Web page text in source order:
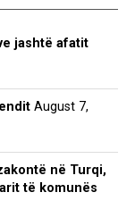
jashtë afatit
August 7,
në Turqi,
të komunës